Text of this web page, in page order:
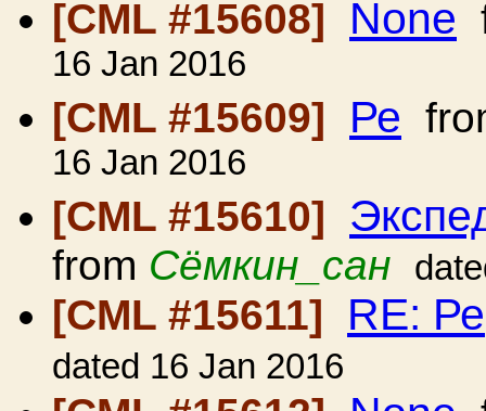
[CML #15608]
None
16 Jan 2016
[CML #15609]
Ре
16 Jan 2016
[CML #15610]
from Сёмкин_сан
[CML #15611] RE: Ре
dated 16 Jan 2016